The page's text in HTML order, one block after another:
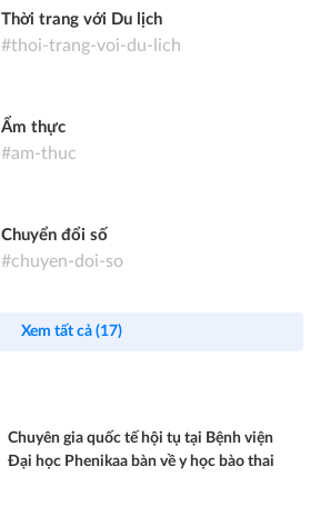
Thời trang với Du lịch
#thoi-trang-voi-du-lich
Ẩm thực
#am-thuc
Chuyển đổi số
#chuyen-doi-so
Xem tất cả (17)
Chuyên gia quốc tế hội tụ tại Bệnh viện
Đại học Phenikaa bàn về y học bào thai